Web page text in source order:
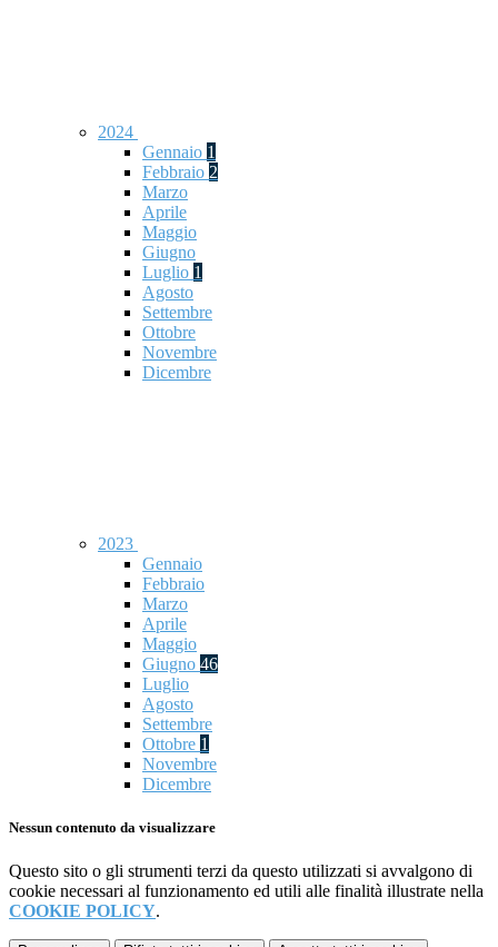
2024
Gennaio 1
Febbraio 2
Marzo
Aprile
Maggio
Giugno
Luglio 1
Agosto
Settembre
Ottobre
Novembre
Dicembre
2023
Gennaio
Febbraio
Marzo
Aprile
Maggio
Giugno 46
Luglio
Agosto
Settembre
Ottobre 1
Novembre
Dicembre
Nessun contenuto da visualizzare
Questo sito o gli strumenti terzi da questo utilizzati si avvalgono di
cookie necessari al funzionamento ed utili alle finalità illustrate nella
COOKIE POLICY.